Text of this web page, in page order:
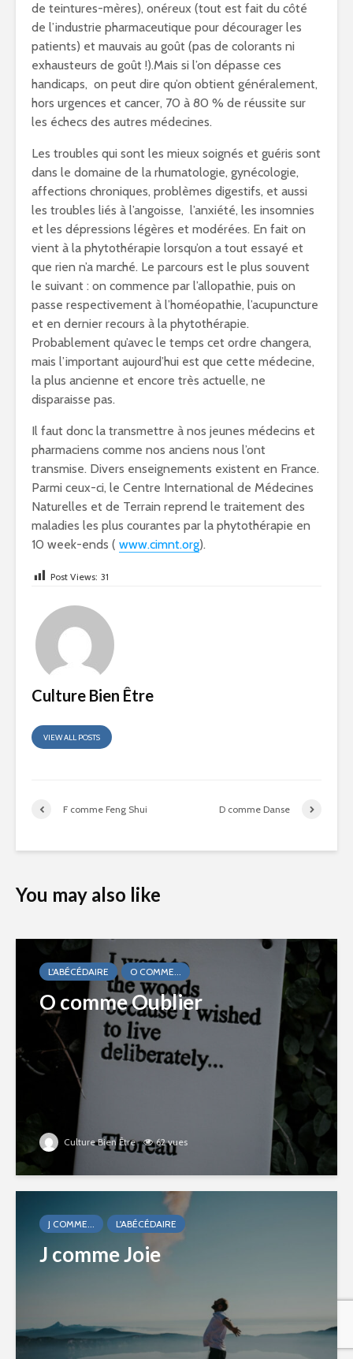
de teintures-mères), onéreux (tout est fait du côté
de l’industrie pharmaceutique pour décourager les
patients) et mauvais au goût (pas de colorants ni
exhausteurs de goût !).Mais si l’on dépasse ces
handicaps, on peut dire qu’on obtient généralement,
hors urgences et cancer, 70 à 80 % de réussite sur
les échecs des autres médecines.
Les troubles qui sont les mieux soignés et guéris sont
dans le domaine de la rhumatologie, gynécologie,
affections chroniques, problèmes digestifs, et aussi
les troubles liés à l’angoisse, l’anxiété, les insomnies
et les dépressions légères et modérées. En fait on
vient à la phytothérapie lorsqu’on a tout essayé et
que rien n’a marché. Le parcours est le plus souvent
le suivant : on commence par l’allopathie, puis on
passe respectivement à l’homéopathie, l’acupuncture
et en dernier recours à la phytothérapie.
Probablement qu’avec le temps cet ordre changera,
mais l’important aujourd’hui est que cette médecine,
la plus ancienne et encore très actuelle, ne
disparaisse pas.
Il faut donc la transmettre à nos jeunes médecins et
pharmaciens comme nos anciens nous l’ont
transmise. Divers enseignements existent en France.
Parmi ceux-ci, le Centre International de Médecines
Naturelles et de Terrain reprend le traitement des
maladies les plus courantes par la phytothérapie en
10 week-ends ( www.cimnt.org).
Post Views: 31
Culture Bien Être
VIEW ALL POSTS
F comme Feng Shui D comme Danse
You may also like
L'ABÉCÉDAIRE O COMME...
O comme Oublier
Culture Bien Être 62 vues
J COMME... L'ABÉCÉDAIRE
J comme Joie